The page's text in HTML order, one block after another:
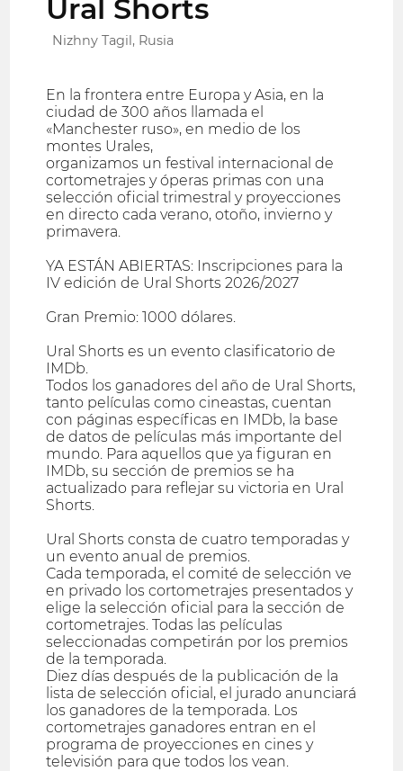
Ural Shorts
Nizhny Tagil, Rusia
En la frontera entre Europa y Asia, en la
ciudad de 300 años llamada el
«Manchester ruso», en medio de los
montes Urales,
organizamos un festival internacional de
cortometrajes y óperas primas con una
selección oficial trimestral y proyecciones
en directo cada verano, otoño, invierno y
primavera.
YA ESTÁN ABIERTAS: Inscripciones para la
IV edición de Ural Shorts 2026/2027
Gran Premio: 1000 dólares.
Ural Shorts es un evento clasificatorio de
IMDb.
Todos los ganadores del año de Ural Shorts,
tanto películas como cineastas, cuentan
con páginas específicas en IMDb, la base
de datos de películas más importante del
mundo. Para aquellos que ya figuran en
IMDb, su sección de premios se ha
actualizado para reflejar su victoria en Ural
Shorts.
Ural Shorts consta de cuatro temporadas y
un evento anual de premios.
Cada temporada, el comité de selección ve
en privado los cortometrajes presentados y
elige la selección oficial para la sección de
cortometrajes. Todas las películas
seleccionadas competirán por los premios
de la temporada.
Diez días después de la publicación de la
lista de selección oficial, el jurado anunciará
los ganadores de la temporada. Los
cortometrajes ganadores entran en el
programa de proyecciones en cines y
televisión para que todos los vean.